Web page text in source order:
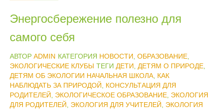
Энергосбережение полезно для
самого себя
АВТОР ADMIN КАТЕГОРИЯ НОВОСТИ ОБРАЗОВАНИЕ
ЭКОЛОГИЧЕСКИЕ КЛУБЫ ТЕГИ ДЕТИ ДЕТЯМ О ПРИРОДЕ
ДЕТЯМ ОБ ЭКОЛОГИИ НАЧАЛЬНАЯ ШКОЛА КАК
НАБЛЮДАТЬ ЗА ПРИРОДОЙ
КОНСУЛЬТАЦИЯ ДЛЯ
РОДИТЕЛЕЙ
ЭКОЛОГИЧЕСКОЕ ОБРАЗОВАНИЕ ЭКОЛОГИЯ
ДЛЯ РОДИТЕЛЕЙ
ЭКОЛОГИЯ ДЛЯ УЧИТЕЛЕЙ
ЭКОЛОГИЯ